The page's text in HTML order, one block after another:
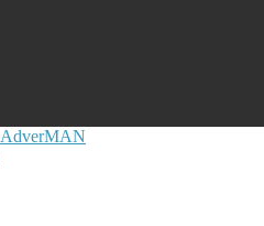
AdverMAN